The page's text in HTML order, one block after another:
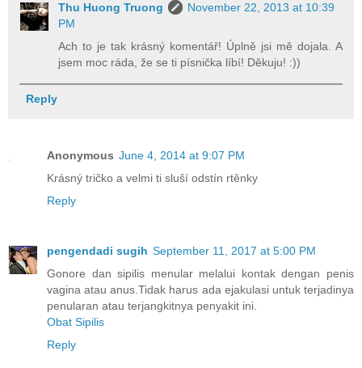
Thu Huong Truong
November 22, 2013 at 10:39
PM
Ach to je tak krásný komentář! Úplně jsi mě dojala. A
jsem moc ráda, že se ti písnička líbí! Děkuju! :))
Reply
Anonymous June 4, 2014 at 9:07 PM
Krásný tričko a velmi ti sluší odstín rtěnky
Reply
pengendadi sugih September 11, 2017 at 5:00 PM
Gonore dan sipilis menular melalui kontak dengan penis
vagina atau anus.Tidak harus ada ejakulasi untuk terjadinya
penularan atau terjangkitnya penyakit ini.
Obat Sipilis
Reply